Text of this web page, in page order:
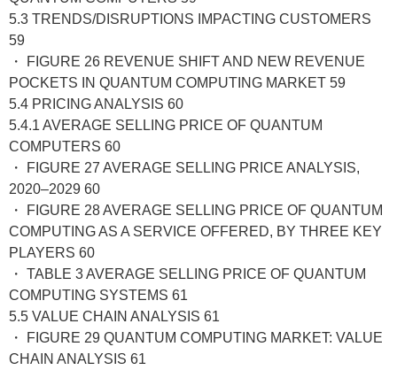
5.3 TRENDS/DISRUPTIONS IMPACTING CUSTOMERS
59
・ FIGURE 26 REVENUE SHIFT AND NEW REVENUE
POCKETS IN QUANTUM COMPUTING MARKET 59
5.4 PRICING ANALYSIS 60
5.4.1 AVERAGE SELLING PRICE OF QUANTUM
COMPUTERS 60
・ FIGURE 27 AVERAGE SELLING PRICE ANALYSIS,
2020–2029 60
・ FIGURE 28 AVERAGE SELLING PRICE OF QUANTUM
COMPUTING AS A SERVICE OFFERED, BY THREE KEY
PLAYERS 60
・ TABLE 3 AVERAGE SELLING PRICE OF QUANTUM
COMPUTING SYSTEMS 61
5.5 VALUE CHAIN ANALYSIS 61
・ FIGURE 29 QUANTUM COMPUTING MARKET: VALUE
CHAIN ANALYSIS 61